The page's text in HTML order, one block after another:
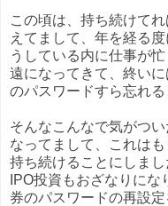
この頃は、持ち続けて
えてまして、年を経る
うしている内に仕事が
遠になってきて、終い
のパスワードすら忘れる
そんなこんなで気がつ
なってまして、これは
持ち続けることにしま
IPO投資もおざなりに
券のパスワードの再設